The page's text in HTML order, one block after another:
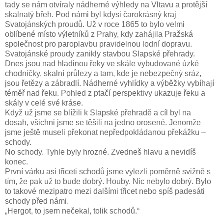
tady se nám otvíraly nádherné výhledy na Vltavu a protější
skalnatý břeh. Pod námi byl kdysi čarokrásný kraj
Svatojánských proudů. Už v roce 1865 to bylo velmi
oblíbené místo výletníků z Prahy, kdy zahájila Pražská
společnost pro paroplavbu pravidelnou lodní dopravu.
Svatojánské proudy zanikly stavbou Slapské přehrady.
Dnes jsou nad hladinou řeky ve skále vybudované úzké
chodníčky, skalní průlezy a tam, kde je nebezpečný sráz,
jsou řetězy a zábradlí. Nádherné vyhlídky a výběžky vybíhají
téměř nad řeku. Pohled z ptačí perspektivy ukazuje řeku a
skály v celé své kráse.
Když už jsme se blížili k Slapské přehradě a cíl byl na
dosah, všichni jsme se těšili na jedno orosené. Jenomže
jsme ještě museli překonat nepředpokládanou překážku –
schody.
No schody. Tyhle byly hrozné. Zvedneš hlavu a nevidíš
konec.
První várku asi třiceti schodů jsme vylezli poměrně svižně s
tím, že pak už to bude dobrý. Houby. Nic nebylo dobrý. Bylo
to takové mezipatro mezi dalšími třicet nebo spíš padesáti
schody před námi.
„Hergot, to jsem nečekal, tolik schodů.“